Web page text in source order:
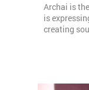
Archai is
is
creating